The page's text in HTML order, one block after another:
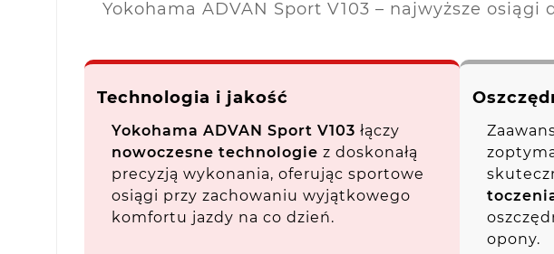
Yokohama ADVAN Sport V103 – najwyższe
Technologia i jakość
Yokohama ADVAN Sport V103 łączy
nowoczesne technologie z doskonałą
precyzją wykonania, oferując sportowe
osiągi przy zachowaniu wyjątkowego
komfortu jazdy na co dzień.
opony.